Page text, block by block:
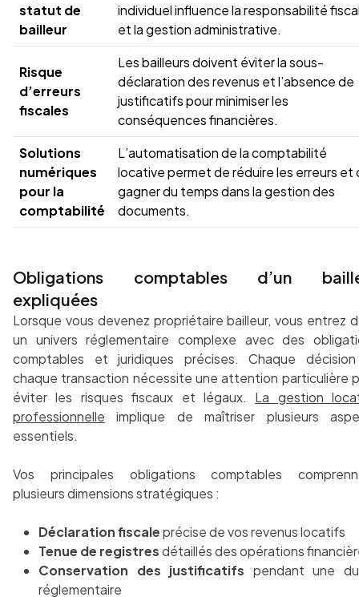
statut de
bailleur
individuel influence la responsabilité
et la gestion administrative.
Risque
d’erreurs
fiscales
Les bailleurs doivent éviter la sous-
déclaration des revenus et l’absence de
justificatifs pour minimiser les
conséquences financières.
Solutions
numériques
pour la
comptabilité
L’automatisation de la comptabilité
locative permet de réduire les erreurs et
gagner du temps dans la gestion des
documents.
Obligations comptables d’un
expliquées
Lorsque vous devenez propriétaire bailleur, vous entrez
un univers réglementaire complexe avec des
comptables et juridiques précises. Chaque
chaque transaction nécessite une attention particulière
éviter les risques fiscaux et légaux. La gestion
professionnelle implique de maîtriser plusieurs
essentiels.
Vos principales obligations comptables
plusieurs dimensions stratégiques :
Déclaration fiscaleprécise de vos revenus locatifs
Tenue de registresdétaillés des opérations
Conservation des justificatifs pendant une
réglementaire